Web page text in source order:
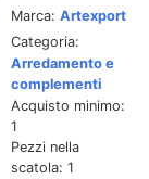
Marca: Artexport
Categoria:
Arredamento e
complementi
Acquisto minimo:
1
Pezzi nella
scatola: 1